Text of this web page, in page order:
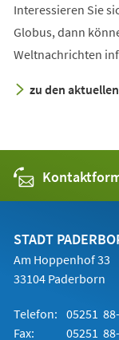
Interessieren Sie
Globus, dann
Weltnachrichten
zu den
STADT
Am Hoppenhof 33
33104 Paderborn
Telefon: 05251
Fax:
05251